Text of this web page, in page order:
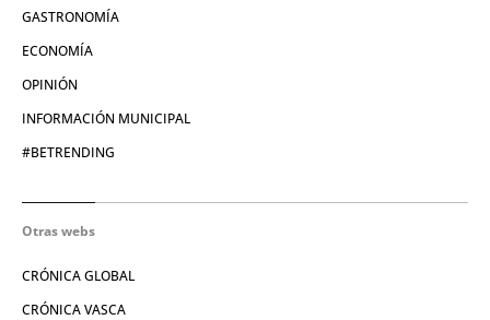
GASTRONOMÍA
ECONOMÍA
OPINIÓN
INFORMACIÓN MUNICIPAL
#BETRENDING
Otras webs
CRÓNICA GLOBAL
CRÓNICA VASCA